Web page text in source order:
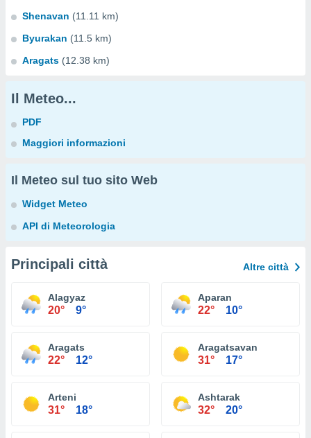
Shenavan (11.11 km)
Byurakan (11.5 km)
Aragats (12.38 km)
Il Meteo...
PDF
Maggiori informazioni
Il Meteo sul tuo sito Web
Widget Meteo
API di Meteorologia
Principali città Altre città
Alagyaz
20° 9°
Aparan
22° 10°
Aragats
22° 12°
Aragatsavan
31° 17°
Arteni
31° 18°
Ashtarak
32° 20°